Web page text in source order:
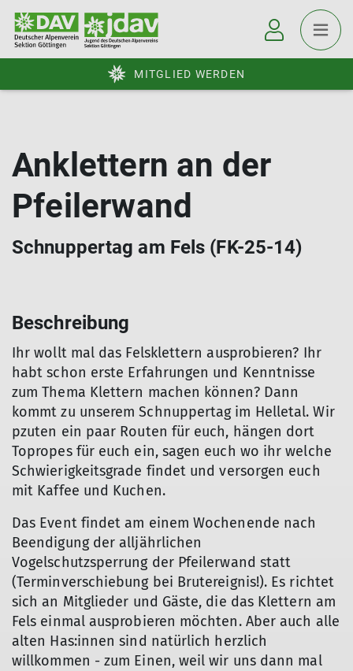
MITGLIED WERDEN
Anklettern an der
Pfeilerwand
Schnuppertag am Fels (FK-25-14)
Beschreibung
Ihr wollt mal das Felsklettern ausprobieren? Ihr
habt schon erste Erfahrungen und Kenntnisse
zum Thema Klettern machen können? Dann
kommt zu unserem Schnuppertag im Helletal. Wir
pzuten ein paar Routen für euch, hängen dort
Topropes für euch ein, sagen euch wo ihr welche
Schwierigkeitsgrade findet und versorgen euch
mit Kaffee und Kuchen.
Das Event findet am einem Wochenende nach
Beendigung der alljährlichen
Vogelschutzsperrung der Pfeilerwand statt
(Terminverschiebung bei Brutereignis!). Es richtet
sich an Mitglieder und Gäste, die das Klettern am
Fels einmal ausprobieren möchten. Aber auch alle
alten Has:innen sind natürlich herzlich
willkommen - zum Einen, weil wir uns dann mal
© DAV Göttingen